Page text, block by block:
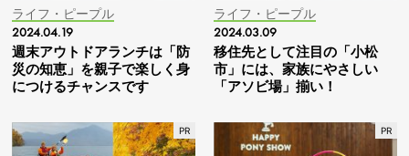
ライフ・ピープル
2024.04.19
週末アウトドアランチは「防
災の知恵」を親子で楽しく身
につけるチャンスです
ライフ・ピープル
2024.03.09
移住先として注目の「小松
市」には、家族にやさしい
「アソビ場」揃い！